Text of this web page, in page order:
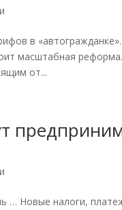
в
масштабная
от...
… Новые налоги,